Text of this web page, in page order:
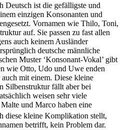
Deutsch ist die gefälligste und
einzigen Konsonanten und
Vornamen wie Thilo, Toni,
auf. Sie passen zu fast allen
auch keinem Ausländer
deutsche männliche
Muster ‘Konsonant-Vokal’ gibt
wie Otto, Udo und Uwe enden
mit einem. Diese kleine
Silbenstruktur fällt aber bei
weisen sehr viele
und Marco haben eine
diese kleine Komplikation stellt,
betrifft, kein Problem dar.